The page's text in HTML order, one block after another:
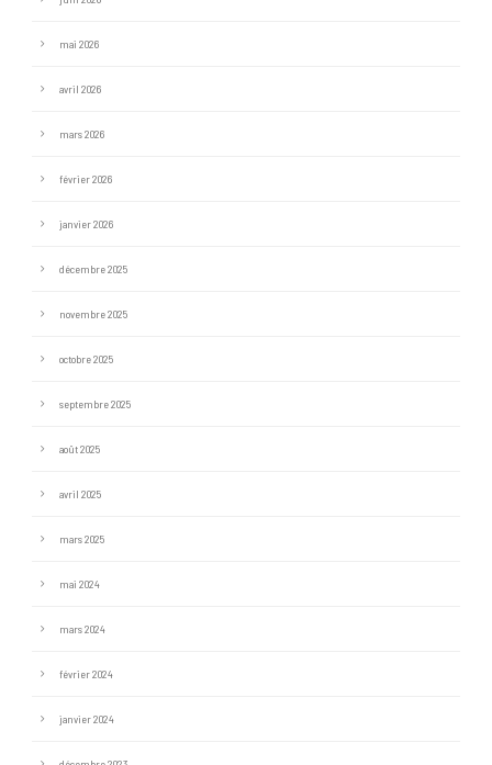
mai 2026
avril 2026
mars 2026
février 2026
janvier 2026
décembre 2025
novembre 2025
octobre 2025
septembre 2025
août 2025
avril 2025
mars 2025
mai 2024
mars 2024
février 2024
janvier 2024